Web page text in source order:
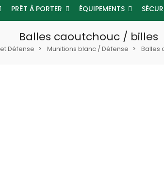
PRÊT À PORTER ÉQUIPEMENTS
Balles caoutchouc / billes
Défense Munitions blanc / Défense Balles